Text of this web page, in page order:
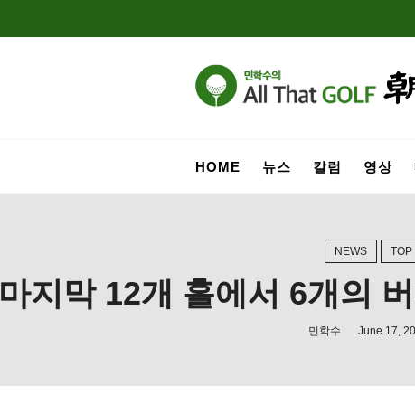
HOME 뉴스 칼럼 영상
NEWS TOP
마지막 12개 홀에서 6개의
민학수 June 17,